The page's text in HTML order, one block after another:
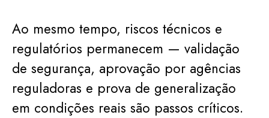
Ao mesmo tempo, riscos técnicos e
regulatórios permanecem — validação
de segurança, aprovação por agências
reguladoras e prova de generalização
em condições reais são passos críticos.